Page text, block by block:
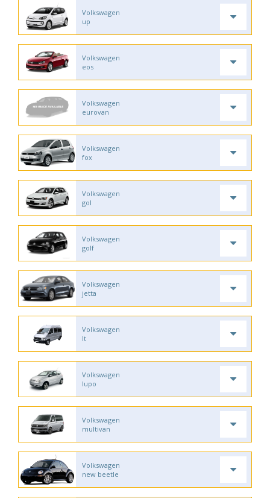
Volkswagen
up
Volkswagen
eos
Volkswagen
eurovan
Volkswagen
fox
Volkswagen
gol
Volkswagen
golf
Volkswagen
jetta
Volkswagen
lt
Volkswagen
lupo
Volkswagen
multivan
Volkswagen
new beetle